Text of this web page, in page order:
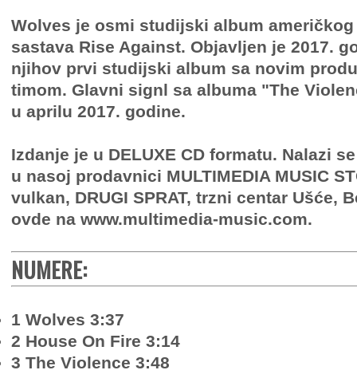
Wolves je osmi studijski album
sastava Rise Against. Objavljen je 2017.
njihov prvi studijski album sa novim
timom. Glavni signl sa albuma "The
u aprilu 2017. godine.
Izdanje je u DELUXE CD formatu. Nalazi
u nasoj prodavnici MULTIMEDIA MUSIC
vulkan, DRUGI SPRAT, trzni centar Ušće,
ovde na www.multimedia-music.com.
NUMERE:
1 Wolves 3:37
2 House On Fire 3:14
3 The Violence 3:48